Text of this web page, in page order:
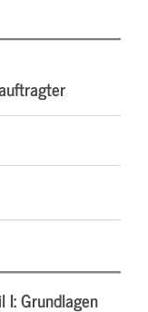
Grundlagen